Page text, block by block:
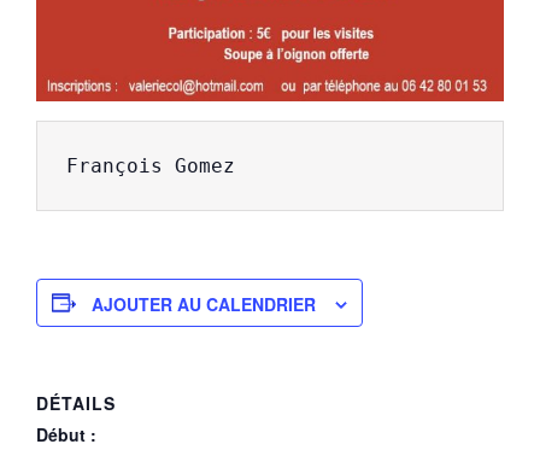
François Gomez
AJOUTER AU CALENDRIER
DÉTAILS
Début :